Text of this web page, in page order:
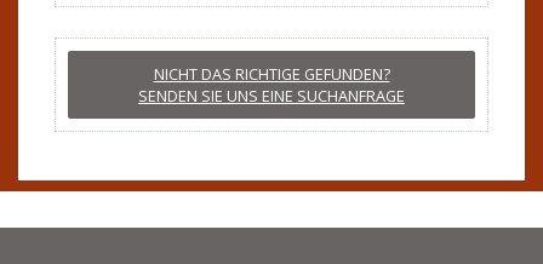
NICHT DAS RICHTIGE GEFUNDEN?
SENDEN SIE UNS EINE SUCHANFRAGE